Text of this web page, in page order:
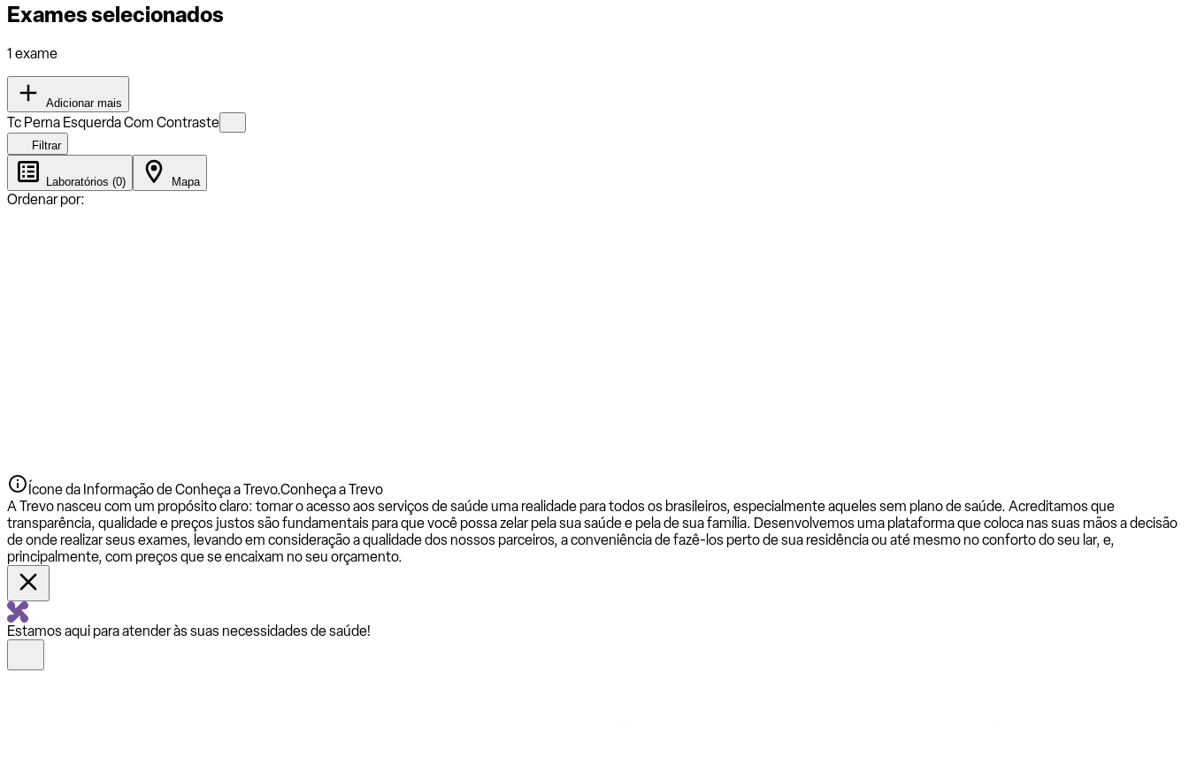
Exames selecionados
1 exame
Adicionar mais
Tc Perna Esquerda Com Contraste
Filtrar
Laboratórios (0) Mapa
Ordenar por:
Ícone da Informação de Conheça a Trevo.Conheça a Trevo
A Trevo nasceu com um propósito claro: tornar o acesso aos serviços de saúde uma realidade para todos os brasileiros, especialmente aqueles sem plano de saúde. Acreditamos que
transparência, qualidade e preços justos são fundamentais para que você possa zelar pela sua saúde e pela de sua família. Desenvolvemos uma plataforma que coloca nas suas mãos a decisão
de onde realizar seus exames, levando em consideração a qualidade dos nossos parceiros, a conveniência de fazê-los perto de sua residência ou até mesmo no conforto do seu lar, e,
principalmente, com preços que se encaixam no seu orçamento.
Estamos aqui para atender às suas necessidades de saúde!